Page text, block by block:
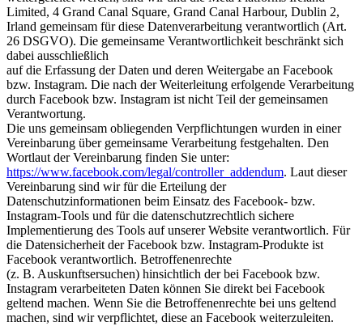
Limited, 4 Grand Canal Square, Grand Canal Harbour, Dublin 2,
Irland gemeinsam für diese Datenverarbeitung verantwortlich (Art.
26 DSGVO). Die gemeinsame Verantwortlichkeit beschränkt sich
dabei ausschließlich
auf die Erfassung der Daten und deren Weitergabe an Facebook
bzw. Instagram. Die nach der Weiterleitung erfolgende Verarbeitung
durch Facebook bzw. Instagram ist nicht Teil der gemeinsamen
Verantwortung.
Die uns gemeinsam obliegenden Verpflichtungen wurden in einer
Vereinbarung über gemeinsame Verarbeitung festgehalten. Den
Wortlaut der Vereinbarung finden Sie unter:
https://www.facebook.com/legal/controller_addendum. Laut dieser
Vereinbarung sind wir für die Erteilung der
Datenschutzinformationen beim Einsatz des Facebook- bzw.
Instagram-Tools und für die datenschutzrechtlich sichere
Implementierung des Tools auf unserer Website verantwortlich. Für
die Datensicherheit der Facebook bzw. Instagram-Produkte ist
Facebook verantwortlich. Betroffenenrechte
(z. B. Auskunftsersuchen) hinsichtlich der bei Facebook bzw.
Instagram verarbeiteten Daten können Sie direkt bei Facebook
geltend machen. Wenn Sie die Betroffenenrechte bei uns geltend
machen, sind wir verpflichtet, diese an Facebook weiterzuleiten.